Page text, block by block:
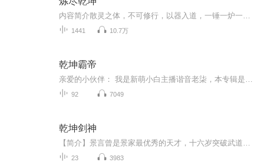
1441 10.7万
乾坤霸帝
92 7049
乾坤剑神
23 3983